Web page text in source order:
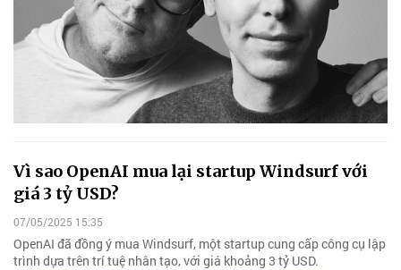
Vì sao OpenAI mua lại startup Windsurf với
giá 3 tỷ USD?
07/05/2025 15:35
OpenAI đã đồng ý mua Windsurf, một startup cung cấp công cụ lập
trình dựa trên trí tuệ nhân tạo, với giá khoảng 3 tỷ USD.